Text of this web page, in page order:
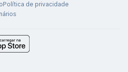
Política de privacidade